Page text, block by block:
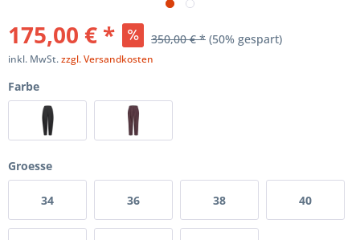
175,00 € * 350,00 € * (50% gespart)
inkl. MwSt.zzgl. Versandkosten
Farbe
Groesse
34 36 38 40